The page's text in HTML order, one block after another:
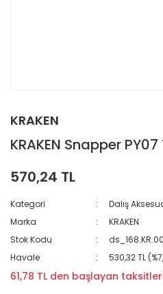
KRAKEN
KRAKEN Snapper
570,24 TL
Kategori
Dalış
Marka
KRAKEN
Stok Kodu
Havale
530,32 TL
61,78 TL den başlayan